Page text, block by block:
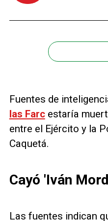
Fuentes de
las Farcestaría
entre el Ejército y la
Caquetá.
Cayó 'Iván
Las fuentes indican